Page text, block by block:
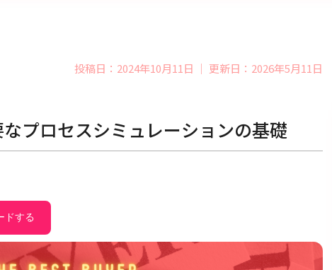
投稿日：2024年10月11日 ｜ 更新日：2026年5月11日
プロセスシミュレーションの基礎
ドする